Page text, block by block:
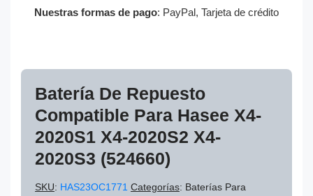
Nuestras formas de pago: PayPal, Tarjeta de crédito
Batería De Repuesto
Compatible Para Hasee X4-
2020S1 X4-2020S2 X4-
2020S3 (524660)
SKU: HAS23OC1771 Categorías: Baterías Para